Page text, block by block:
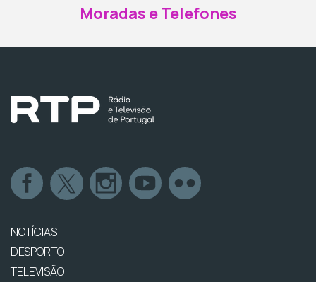
Moradas e Telefones
NOTÍCIAS
DESPORTO
TELEVISÃO